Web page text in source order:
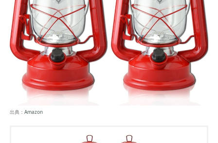
出典： Amazon